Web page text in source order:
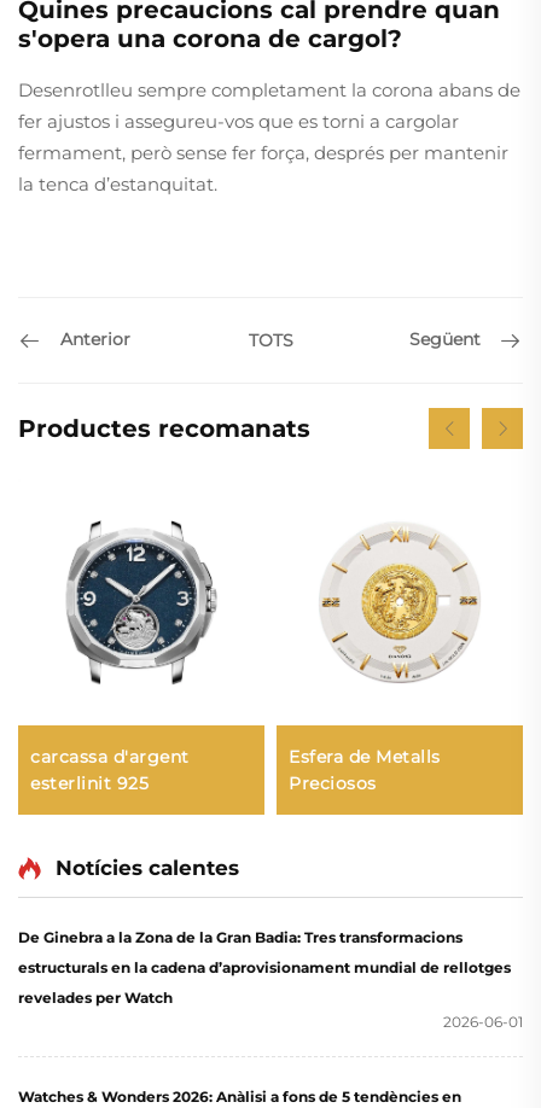
Quines precaucions cal prendre quan
s'opera una corona de cargol?
Desenrotlleu sempre completament la corona abans de
fer ajustos i assegureu-vos que es torni a cargolar
fermament, però sense fer força, després per mantenir
la tenca d’estanquitat.
Anterior TOTS Següent
Productes recomanats
carcassa d'argent
esterlinit 925
Esfera de Metalls
Preciosos
Notícies calentes
De Ginebra a la Zona de la Gran Badia: Tres transformacions
estructurals en la cadena d’aprovisionament mundial de rellotges
revelades per Watch
2026-06-01
Watches & Wonders 2026: Anàlisi a fons de 5 tendències en